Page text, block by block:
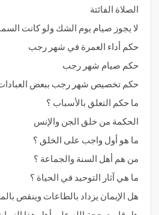
الصلاة الفائتة
لا يجوز صيام يوم الشك ولو كانت
حكم أداء العمرة في شهر رجب
حكم صيام شهر رجب
حكم تخصيص شهر رجب ببعض
ما حكم التعلق بالأسباب ؟
الحكمة من خلق الجن والإنس
ما هو أول واجب على الخلق ؟
من هم أهل السنة والجماعة ؟
ما هي آثار التوحيد في الحياة ؟
هل الإيمان يزداد بالطاعات وينقص